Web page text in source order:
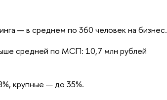
— в среднем по 360 человек на бизнес.
средней по МСП: 10,7 млн рублей
крупные — до 35%.